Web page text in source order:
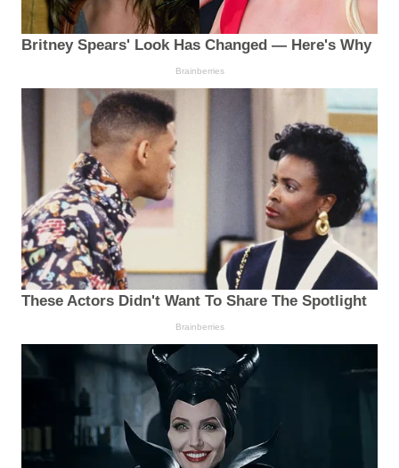
Britney Spears' Look Has Changed — Here's Why
Brainberries
These Actors Didn't Want To Share The Spotlight
Brainberries